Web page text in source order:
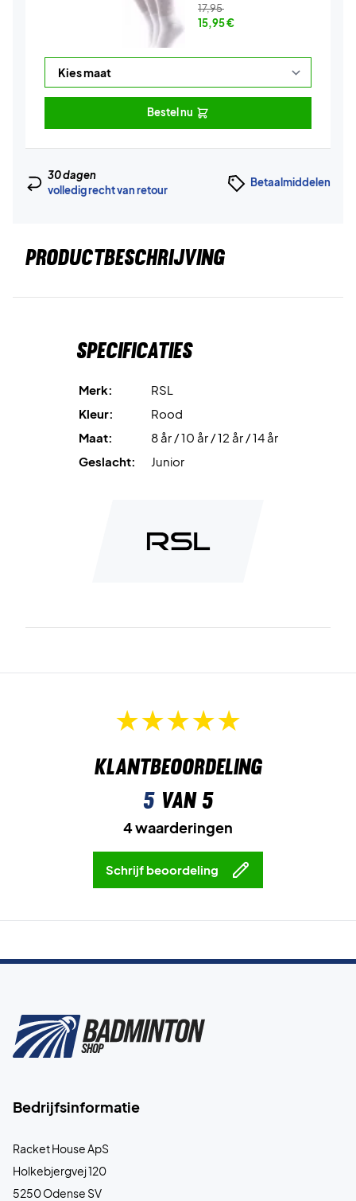
17,95
15,95€
Bestel nu
30 dagen
volledig recht van retour
Betaalmiddelen
PRODUCTBESCHRIJVING
Specificaties
Merk:
RSL
Kleur:
Rood
Maat:
8 år / 10 år / 12 år / 14 år
Geslacht:
Junior
Klantbeoordeling
5van 5
4 waarderingen
Schrijf beoordeling
Bedrijfsinformatie
Racket House ApS
Holkebjergvej 120
5250 Odense SV